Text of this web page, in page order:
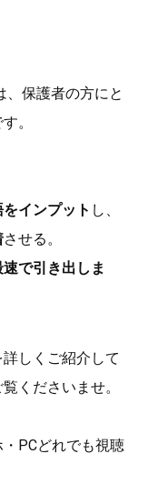
保護者の方にと
。
インプット し、
させる。
で引き出しま
しくご紹介して
くださいませ。
・PCどれでも視聴